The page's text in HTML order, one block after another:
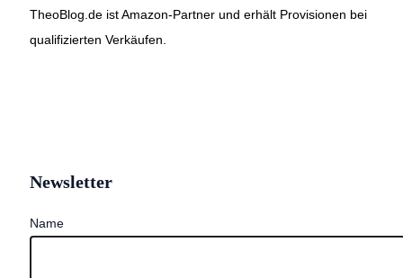
TheoBlog.de ist Amazon-Partner und erhält Provisionen bei
qualifizierten Verkäufen.
Newsletter
Name